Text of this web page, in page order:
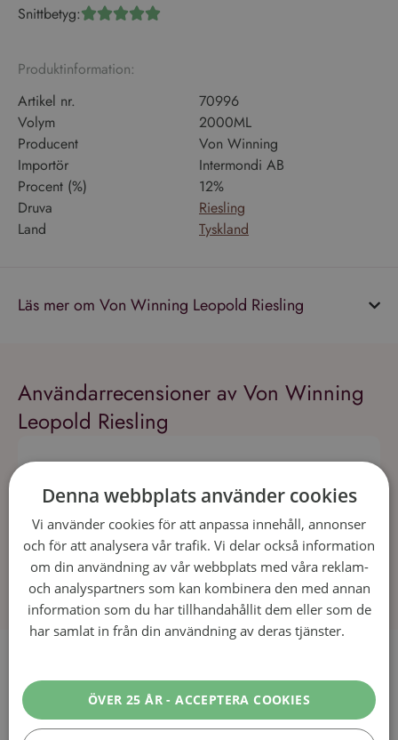
Snittbetyg:
Produktinformation:
Artikel nr.
70996
Volym
2000ML
Producent
Von Winning
Importör
Intermondi AB
Procent (%)
12%
Druva
Riesling
Land
Tyskland
Läs mer om Von Winning Leopold Riesling
Användarrecensioner av Von Winning
Leopold Riesling
Leopold Riesling
Denna webbplats använder cookies
Vi använder cookies för att anpassa innehåll, annonser
och för att analysera vår trafik. Vi delar också information
om din användning av vår webbplats med våra reklam-
och analyspartners som kan kombinera den med annan
information som du har tillhandahållit dem eller som de
har samlat in från din användning av deras tjänster.
ÖVER 25 ÅR - ACCEPTERA COOKIES